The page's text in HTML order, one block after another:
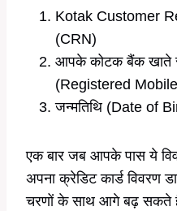
Kotak Customer
(CRN)
आपके कोटक बैंक खाते
(Registered
जन्मतिथि (Date of
एक बार जब आपके पास ये
अपना क्रेडिट कार्ड विवरण
चरणों के साथ आगे बढ़ सकते